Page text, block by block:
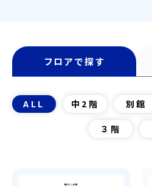
フロアで探す
ALL 中2階 別館
３階